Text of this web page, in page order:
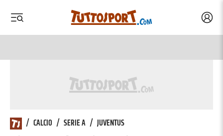
/ CALCIO / SERIE A / JUVENTUS